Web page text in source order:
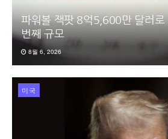
파워볼 잭팟 8억5,600만 달러
번째 규모
8월 6, 2026
미국